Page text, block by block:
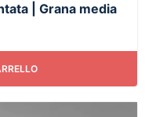
| Grana media